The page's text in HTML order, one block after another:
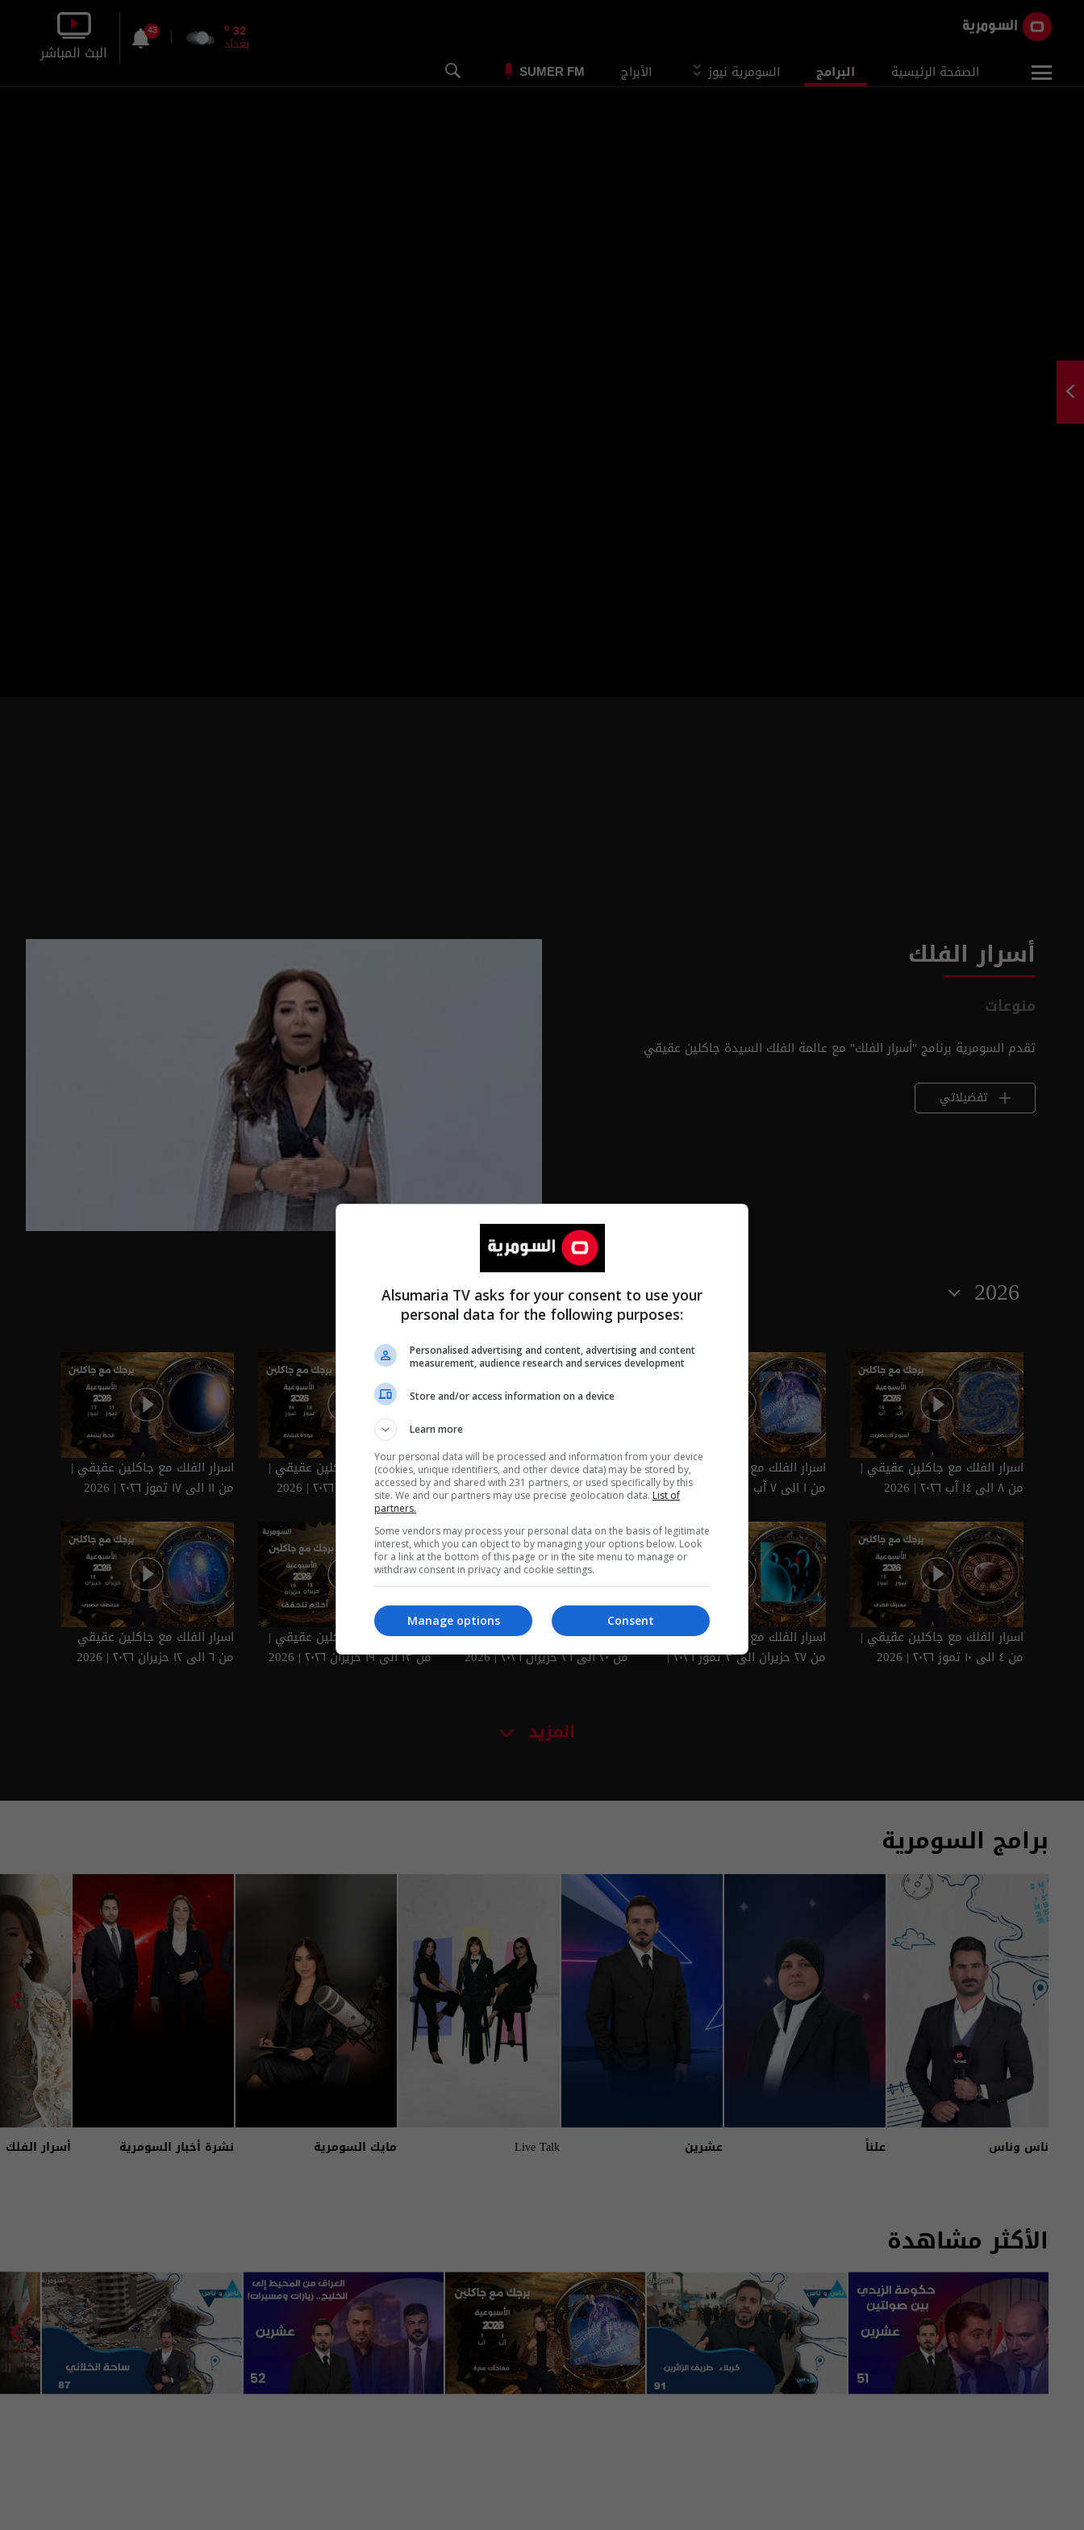
الصفحة الرئيسية البرامج السومرية نيوز الأبراج SUMER FM
32
o
بغداد
43
البث المباشر
أسرار الفلك
منوعات
تقدم السومرية برنامج "أسرار الفلك" مع عالمة الفلك السيدة جاكلين عقيقي
تفضيلاتي
2026
اسرار الفلك مع جاكلين عقيقي |
من ٨ الى ١٤ آب ٢٠٢٦ | 2026
اسرار الفلك مع جاكلين عقيقي |
من ١ الى ٧ آب ٢٠٢٦ | 2026
اسرار الفلك مع جاكلين عقيقي |
من ٢٥ الى ٣١ تموز ٢٠٢٦ | 2026
اسرار الفلك مع جاكلين عقيقي |
من ١٨ الى ٢٤ تموز ٢٠٢٦ | 2026
اسرار الفلك مع جاكلين عقيقي |
من ١١ الى ١٧ تموز ٢٠٢٦ | 2026
اسرار الفلك مع جاكلين عقيقي |
من ٤ الى ١٠ تموز ٢٠٢٦ | 2026
اسرار الفلك مع جاكلين عقيقي |
من ٢٧ حزيران الى ٣ تموز ٢٠٢٦ |
اسرار الفلك مع جاكلين عقيقي |
من ٢٠ الى ٢٦ حزيران ٢٠٢٦ | 2026
اسرار الفلك مع جاكلين عقيقي |
من ١٣ الى ١٩ حزيران ٢٠٢٦ | 2026
اسرار الفلك مع جاكلين عقيقي
من ٦ الى ١٢ حزيران ٢٠٢٦ | 2026
المزيد
برامج السومرية
ناس وناس علناً عشرين Live Talk مايك السومرية نشرة أخبار السومرية أسرار الفلك
الأكثر مشاهدة
Alsumaria TV asks for your consent to use your
personal data for the following purposes:
Personalised advertising and content, advertising and content
measurement, audience research and services development
Store and/or access information on a device
Learn more
Your personal data will be processed and information from your device
(cookies, unique identifiers, and other device data) may be stored by,
accessed by and shared with 231 partners, or used specifically by this
site. We and our partners may use precise geolocation data. List of
partners.
Some vendors may process your personal data on the basis of legitimate
interest, which you can object to by managing your options below. Look
for a link at the bottom of this page or in the site menu to manage or
withdraw consent in privacy and cookie settings.
Consent
Manage options